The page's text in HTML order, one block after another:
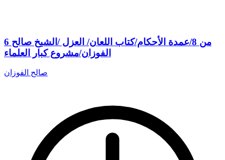
6 من 8/عمدة الأحكام/كتاب اللعان/ العزل /الشيخ صالح
الفوزان/مشروع كبار العلماء
صالح الفوزان